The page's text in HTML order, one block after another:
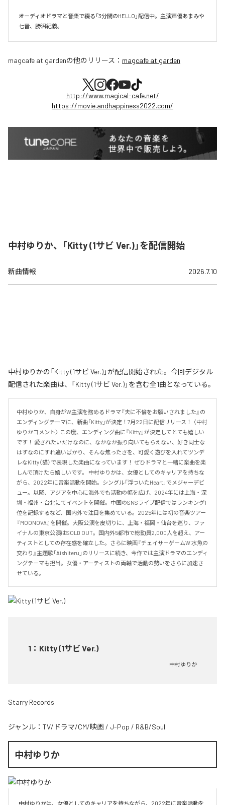
オーディオドラマと音楽で綴る「3分間のHELLO」配信中。主演声優あまみや
七音、勝沼紀義。
magcafe at gardenの他のリリース： magcafe at garden
http://www.magical-cafe.net/
https://movie.andhappiness2022.com/
中村ゆりか、「Kitty (1サビ Ver.)」を配信開始
新曲情報 2026.7.10
中村ゆりかの「Kitty (1サビ Ver.)」が配信開始された。今回デジタル
配信された楽曲は、「Kitty (1サビ Ver.)」を含む全1曲となっている。
中村ゆりか、自身がW主演を務めるドラマ『夫に不倫をお願いされました』の
エンディングテーマに、新曲「Kitty」が決定！7月22日に配信リリース！ 〈中村
ゆりかコメント〉 この度、エンディング曲に『Kitty』が決定してとても嬉しい
です！ 愛されたいだけなのに、なかなか振り向いてもらえない、好き同士な
はずなのにすれ違いばかり、そんな焦ったさを、可愛く遊びを入れてツンデ
レなKitty（猫）で表現した楽曲になっています！ ぜひドラマと一緒に楽曲を楽
しんで頂けたら嬉しいです。 中村ゆりかは、女優としてのキャリアを持ちな
がら、2022年に音楽活動を開始。シングル「浮ついたHeart」でメジャーデビ
ュー。以降、アジアを中心に海外でも活動の幅を広げ、2024年には上海・深
圳・福州・台北にてイベントを開催。中国のSNSライブ配信ではランキング1
位を記録するなど、国内外で注目を集めている。2025年には初の音楽ツアー
『MOONOVA』を開催。大阪公演を皮切りに、上海・福岡・仙台を巡り、ファ
イナルの東京公演はSOLD OUT。国内外5都市で総動員2,000人を超え、アー
ティストとしての存在感を確立した。さらに映画『チェイサーゲームW 水魚の
交わり』主題歌「Aishiteru」のリリースに続き、今作では主演ドラマのエンディ
ングテーマも担当。女優・アーティストの両軸で活動の勢いをさらに加速さ
せている。
1 ： Kitty (1サビ Ver.)
中村ゆりか
Starry Records
ジャンル： TV/ドラマ/CM/映画 / J-Pop / R&B/Soul
中村ゆりか
中村ゆりかは、女優としてのキャリアを持ちながら、2022年に音楽活動を